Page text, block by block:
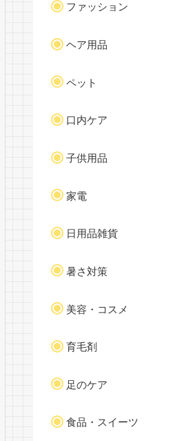
ファッション
ヘア用品
ペット
口内ケア
子供用品
家電
日用品雑貨
暑さ対策
美容・コスメ
育毛剤
足のケア
食品・スイーツ